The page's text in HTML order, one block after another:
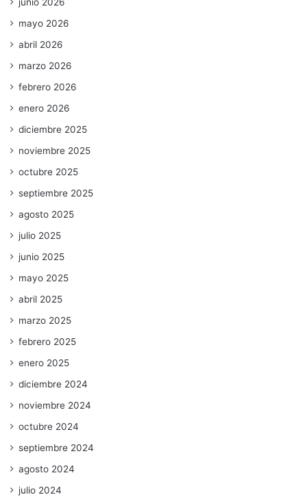
mayo 2026
abril 2026
marzo 2026
febrero 2026
enero 2026
diciembre 2025
noviembre 2025
octubre 2025
septiembre 2025
agosto 2025
julio 2025
junio 2025
mayo 2025
abril 2025
marzo 2025
febrero 2025
enero 2025
diciembre 2024
noviembre 2024
octubre 2024
septiembre 2024
agosto 2024
julio 2024